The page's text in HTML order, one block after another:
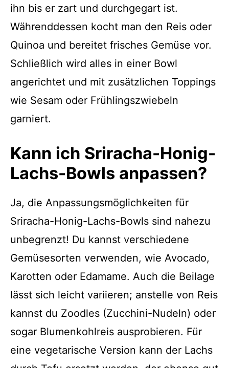
ihn bis er zart und durchgegart ist.
Währenddessen kocht man den Reis oder
Quinoa und bereitet frisches Gemüse vor.
Schließlich wird alles in einer Bowl
angerichtet und mit zusätzlichen Toppings
wie Sesam oder Frühlingszwiebeln
garniert.
Kann ich Sriracha-Honig-
Lachs-Bowls anpassen?
Ja, die Anpassungsmöglichkeiten für
Sriracha-Honig-Lachs-Bowls sind nahezu
unbegrenzt! Du kannst verschiedene
Gemüsesorten verwenden, wie Avocado,
Karotten oder Edamame. Auch die Beilage
lässt sich leicht variieren; anstelle von Reis
kannst du Zoodles (Zucchini-Nudeln) oder
sogar Blumenkohlreis ausprobieren. Für
eine vegetarische Version kann der Lachs